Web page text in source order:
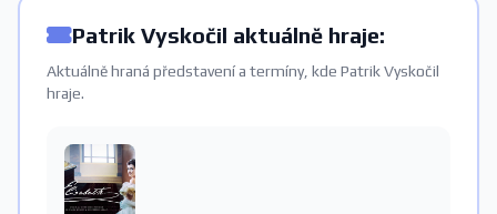
Patrik Vyskočil aktuálně hraje:
Aktuálně hraná představení a termíny, kde Patrik Vyskočil
hraje.